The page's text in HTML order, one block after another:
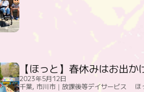
【ほっと】春休みはお出か
2023年5月12日
千葉, 市川市｜放課後等デイサービス ほ